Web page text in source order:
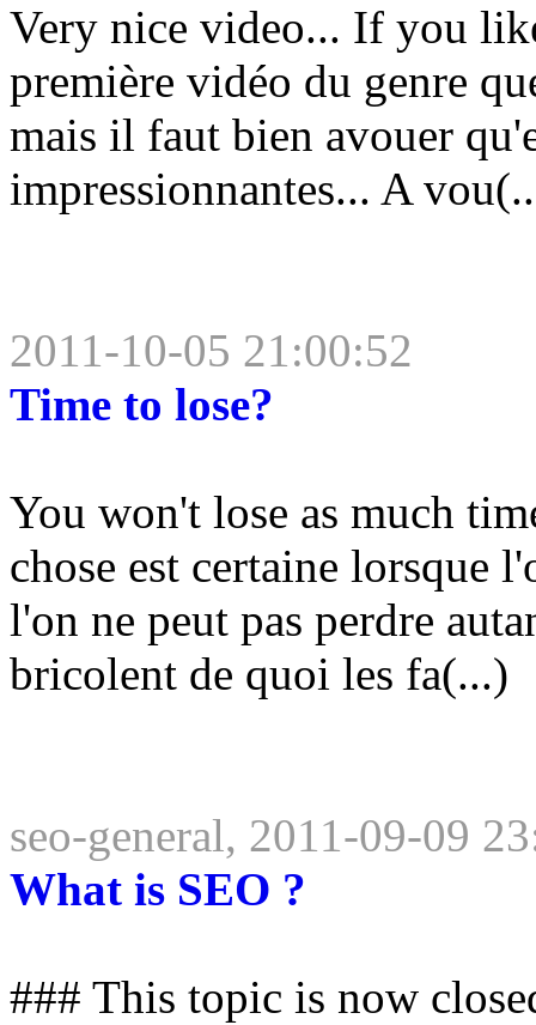
Very nice video... If you
première vidéo du genre
mais il faut bien avouer
impressionnantes... A
2011-10-05 21:00:52
Time to lose?
You won't lose as much
chose est certaine lorsque
l'on ne peut pas perdre
bricolent de quoi les fa(...)
seo-general, 2011-09-09
What is SEO ?
### This topic is now